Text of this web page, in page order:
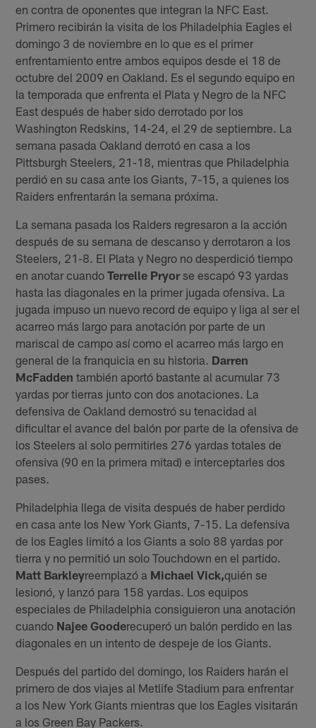
en contra de oponentes que integran la NFC East.
Primero recibirán la visita de los Philadelphia Eagles el
domingo 3 de noviembre en lo que es el primer
enfrentamiento entre ambos equipos desde el 18 de
octubre del 2009 en Oakland. Es el segundo equipo en
la temporada que enfrenta el Plata y Negro de la NFC
East después de haber sido derrotado por los
Washington Redskins, 14-24, el 29 de septiembre. La
semana pasada Oakland derrotó en casa a los
Pittsburgh Steelers, 21-18, mientras que Philadelphia
perdió en su casa ante los Giants, 7-15, a quienes los
Raiders enfrentarán la semana próxima.
La semana pasada los Raiders regresaron a la acción
después de su semana de descanso y derrotaron a los
Steelers, 21-8. El Plata y Negro no desperdició tiempo
en anotar cuandoTerrelle Pryorse escapó 93 yardas
hasta las diagonales en la primer jugada ofensiva. La
jugada impuso un nuevo record de equipo y liga al ser el
acarreo más largo para anotación por parte de un
mariscal de campo así como el acarreo más largo en
general de la franquicia en su historia. Darren
McFadden también aportó bastante al acumular 73
yardas por tierras junto con dos anotaciones. La
defensiva de Oakland demostró su tenacidad al
dificultar el avance del balón por parte de la ofensiva de
los Steelers al solo permitirles 276 yardas totales de
ofensiva (90 en la primera mitad) e interceptarles dos
pases.
Philadelphia llega de visita después de haber perdido
en casa ante los New York Giants, 7-15. La defensiva
de los Eagles limitó a los Giants a solo 88 yardas por
tierra y no permitió un solo Touchdown en el partido.
Matt Barkleyreemplazó a Michael Vick,quién se
lesionó, y lanzó para 158 yardas. Los equipos
especiales de Philadelphia consiguieron una anotación
cuando Najee Gooderecuperó un balón perdido en las
diagonales en un intento de despeje de los Giants.
Después del partido del domingo, los Raiders harán el
primero de dos viajes al Metlife Stadium para enfrentar
a los New York Giants mientras que los Eagles visitarán
a los Green Bay Packers.